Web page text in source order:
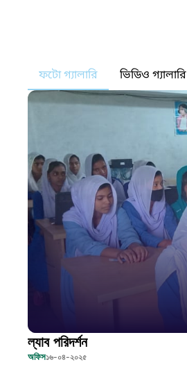
ফটো গ্যালারি ভিডিও গ্যালারি
ল্যাব পরিদর্শন
অফিস১৬-০৪-২০২৫